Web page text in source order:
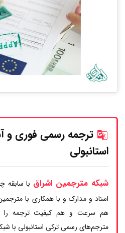
ترجمه رسمی فوری و
استانبولی
شبکه مترجمین اشراق با
اسناد و مدارک و با همکاری با
هم سرعت و هم کیفیت ترجمه را
مترجم‌های رسمی ترکی استانبولی با